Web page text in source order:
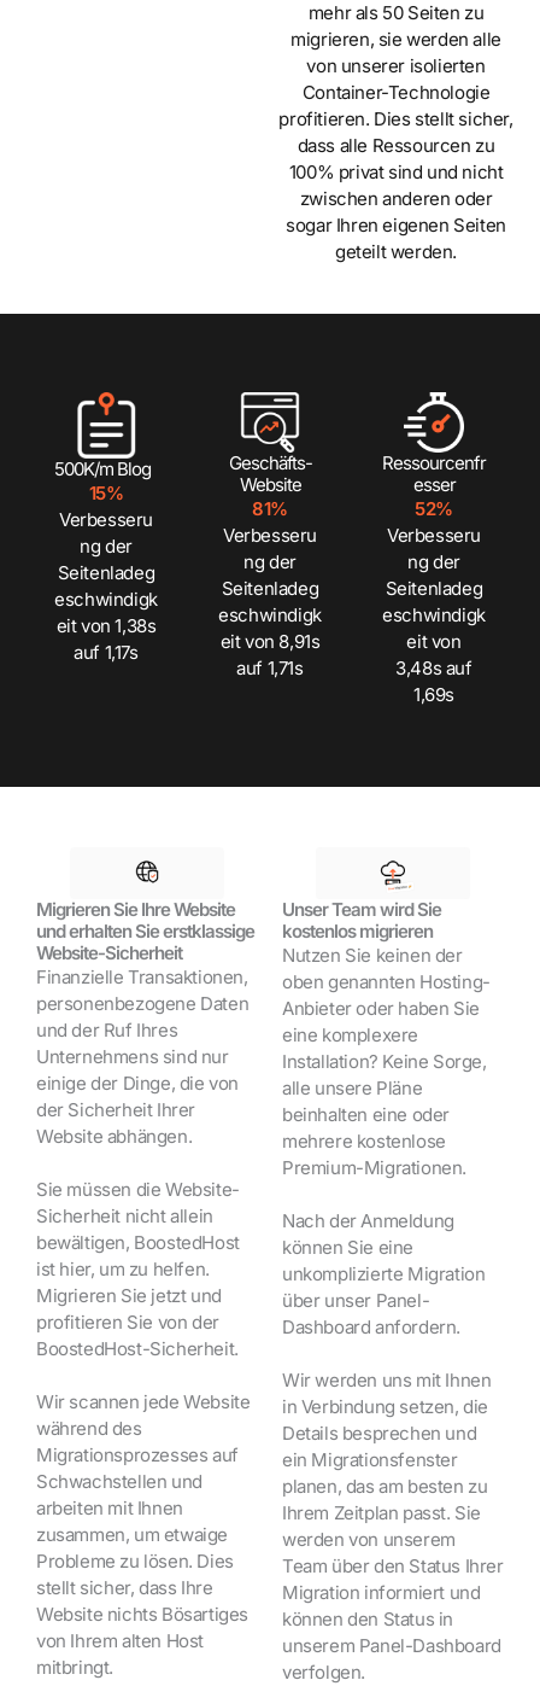
mehr als 50 Seiten zu
migrieren, sie werden alle
von unserer isolierten
Container-Technologie
profitieren. Dies stellt sicher,
dass alle Ressourcen zu
100% privat sind und nicht
zwischen anderen oder
sogar Ihren eigenen Seiten
geteilt werden.
500K/m Blog
15%
Verbesseru
ng der
Seitenladeg
eschwindigk
eit von 1,38s
auf 1,17s
Geschäfts-
Website
81%
Verbesseru
ng der
Seitenladeg
eschwindigk
eit von 8,91s
auf 1,71s
Ressourcenfr
esser
52%
Verbesseru
ng der
Seitenladeg
eschwindigk
eit von
3,48s auf
1,69s
Migrieren Sie Ihre Website
und erhalten Sie erstklassige
Website-Sicherheit
Finanzielle Transaktionen,
personenbezogene Daten
und der Ruf Ihres
Unternehmens sind nur
einige der Dinge, die von
der Sicherheit Ihrer
Website abhängen.
Sie müssen die Website-
Sicherheit nicht allein
bewältigen, BoostedHost
ist hier, um zu helfen.
Migrieren Sie jetzt und
profitieren Sie von der
BoostedHost-Sicherheit.
Wir scannen jede Website
während des
Migrationsprozesses auf
Schwachstellen und
arbeiten mit Ihnen
zusammen, um etwaige
Probleme zu lösen. Dies
stellt sicher, dass Ihre
Website nichts Bösartiges
von Ihrem alten Host
mitbringt.
Unser Team wird Sie
kostenlos migrieren
Nutzen Sie keinen der
oben genannten Hosting-
Anbieter oder haben Sie
eine komplexere
Installation? Keine Sorge,
alle unsere Pläne
beinhalten eine oder
mehrere kostenlose
Premium-Migrationen.
Nach der Anmeldung
können Sie eine
unkomplizierte Migration
über unser Panel-
Dashboard anfordern.
Wir werden uns mit Ihnen
in Verbindung setzen, die
Details besprechen und
ein Migrationsfenster
planen, das am besten zu
Ihrem Zeitplan passt. Sie
werden von unserem
Team über den Status Ihrer
Migration informiert und
können den Status in
unserem Panel-Dashboard
verfolgen.